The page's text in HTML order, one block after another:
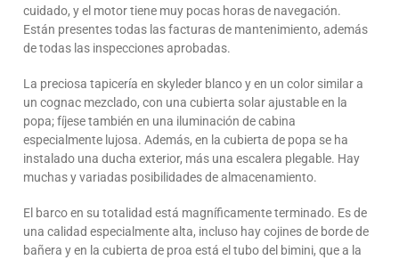
cuidado, y el motor tiene muy pocas horas de navegación.
Están presentes todas las facturas de mantenimiento, además
de todas las inspecciones aprobadas.
La preciosa tapicería en skyleder blanco y en un color similar a
un cognac mezclado, con una cubierta solar ajustable en la
popa; fíjese también en una iluminación de cabina
especialmente lujosa. Además, en la cubierta de popa se ha
instalado una ducha exterior, más una escalera plegable. Hay
muchas y variadas posibilidades de almacenamiento.
El barco en su totalidad está magníficamente terminado. Es de
una calidad especialmente alta, incluso hay cojines de borde de
bañera y en la cubierta de proa está el tubo del bimini, que a la